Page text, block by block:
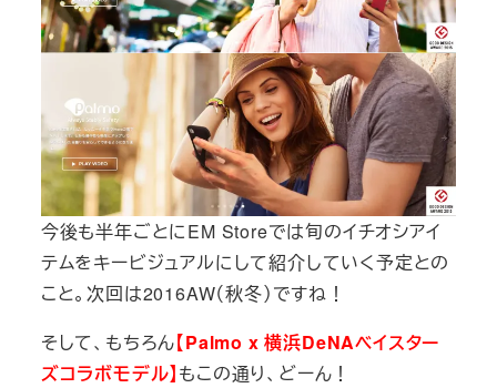
今後も半年ごとにEM Storeでは旬のイチオシアイ
テムをキービジュアルにして紹介していく予定との
こと。次回は2016AW（秋冬）ですね！
そして、もちろん【Palmo x 横浜DeNAベイスター
ズコラボモデル】もこの通り、どーん！